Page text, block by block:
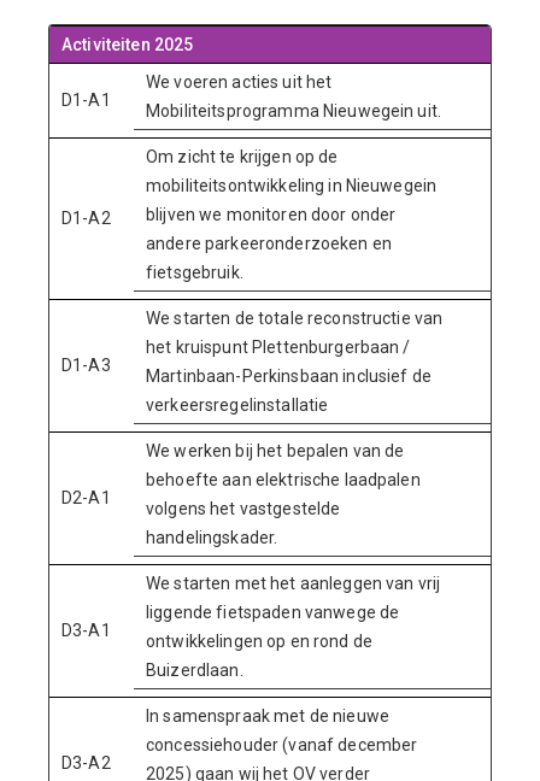
Activiteiten 2025
D1-A1
We voeren acties uit het
Mobiliteitsprogramma Nieuwegein uit.
D1-A2
Om zicht te krijgen op de
mobiliteitsontwikkeling in Nieuwegein
blijven we monitoren door onder
andere parkeeronderzoeken en
fietsgebruik.
D1-A3
We starten de totale reconstructie van
het kruispunt Plettenburgerbaan /
Martinbaan-Perkinsbaan inclusief de
verkeersregelinstallatie
D2-A1
We werken bij het bepalen van de
behoefte aan elektrische laadpalen
volgens het vastgestelde
handelingskader.
D3-A1
We starten met het aanleggen van vrij
liggende fietspaden vanwege de
ontwikkelingen op en rond de
Buizerdlaan.
D3-A2
In samenspraak met de nieuwe
concessiehouder (vanaf december
2025) gaan wij het OV verder